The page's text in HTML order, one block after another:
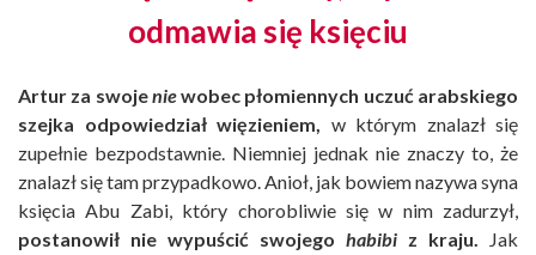
odmawia się księciu
Artur za swojeniewobec płomiennych uczuć arabskiego
szejka odpowiedział więzieniem, w którym znalazł się
zupełnie bezpodstawnie. Niemniej jednak nie znaczy to, że
znalazł się tam przypadkowo. Anioł, jak bowiem nazywa syna
księcia Abu Zabi, który chorobliwie się w nim zadurzył,
postanowił nie wypuścić swojego habibi z kraju. Jak